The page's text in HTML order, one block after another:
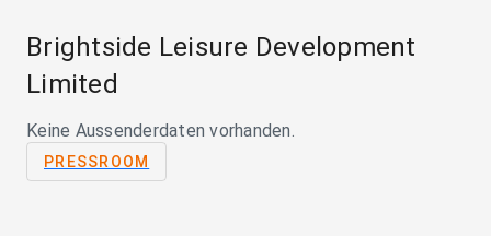
Brightside Leisure Development
Limited
Keine Aussenderdaten vorhanden.
PRESSROOM